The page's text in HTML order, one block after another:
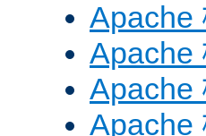
Apache
Apache
Apache
Apache